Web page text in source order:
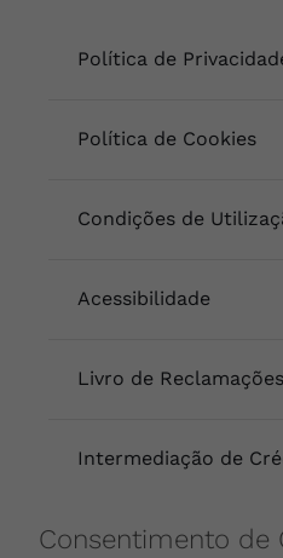
Política de
Política de Cookies
Condições de
Acessibilidade
Livro de Reclamações
Intermediação de
Consentimento de